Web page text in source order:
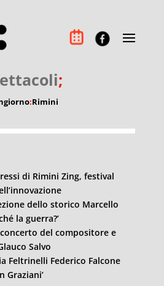
;
:Rimini
di Rimini Zing, festival
dello storico Marcello
la guerra?’
del compositore e
Salvo
Feltrinelli Federico Falcone
Graziani’